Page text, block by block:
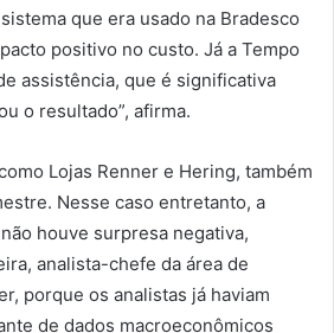
que era usado na Bradesco
positivo no custo. Já a Tempo
assistência, que é significativa
o resultado”, afirma.
Lojas Renner e Hering, também
Nesse caso entretanto, a
houve surpresa negativa,
analista-chefe da área de
porque os analistas já haviam
de dados macroeconômicos